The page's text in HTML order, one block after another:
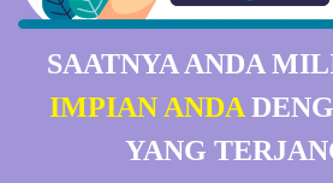
SAATNYA ANDA
IMPIAN ANDA
YANG